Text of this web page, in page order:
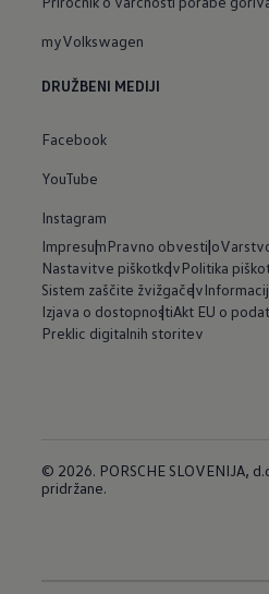
myVolkswagen
DRUŽBENI MEDIJI
Facebook
YouTube
Instagram
ImpresumPravno obvestilo
Nastavitve piškotkovPolitika
Sistem zaščite žvižgačev
Izjava o dostopnostiAkt EU o
Preklic digitalnih storitev
© 2026. PORSCHE SLOVENIJA,
pridržane.